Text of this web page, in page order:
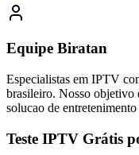
Equipe Biratan
Especialistas em IPTV
brasileiro. Nosso objetivo
solucao de
Teste IPTV Grátis